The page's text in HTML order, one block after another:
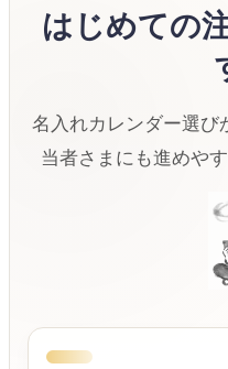
はじめての
名入れカレンダー選び
当者さまにも進めや